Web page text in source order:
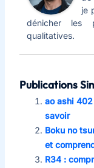
je
dénicher les
qualitatives.
Publications
ao ashi
savoir
Boku no
et
R34 :